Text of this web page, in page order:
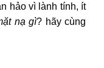
hảo vì lành tính, ít
nạ gì? hãy cùng